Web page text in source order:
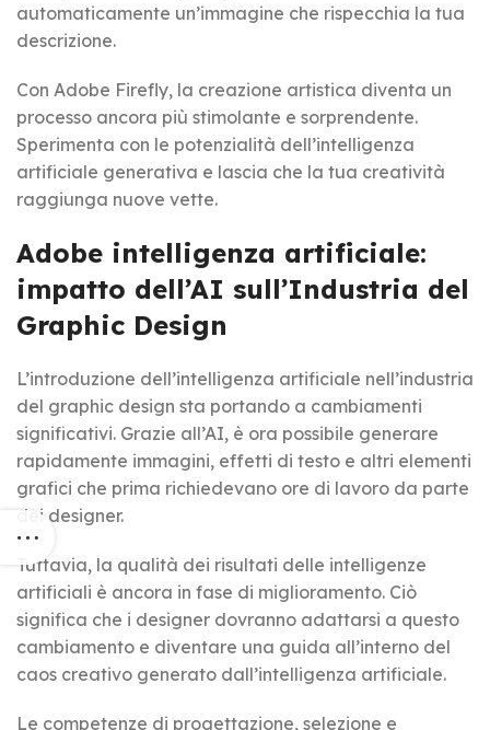
automaticamente un’immagine che rispecchia la tua
descrizione.
Con Adobe Firefly, la creazione artistica diventa un
processo ancora più stimolante e sorprendente.
Sperimenta con le potenzialità dell’intelligenza
artificiale generativa e lascia che la tua creatività
raggiunga nuove vette.
Adobe intelligenza artificiale:
impatto dell’AI sull’Industria del
Graphic Design
L’introduzione dell’intelligenza artificiale nell’industria
del graphic design sta portando a cambiamenti
significativi. Grazie all’AI, è ora possibile generare
rapidamente immagini, effetti di testo e altri elementi
grafici che prima richiedevano ore di lavoro da parte
dei designer.
Tuttavia, la qualità dei risultati delle intelligenze
artificiali è ancora in fase di miglioramento. Ciò
significa che i designer dovranno adattarsi a questo
cambiamento e diventare una guida all’interno del
caos creativo generato dall’intelligenza artificiale.
Le competenze di progettazione, selezione e